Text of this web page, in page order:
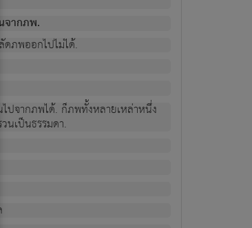
จากภพ.
ดภพออกไปไม่ได้.
ปจากภพได้. ก็ภพทั้งหลายเหล่าหนึ่ง
นเป็นธรรมดา.